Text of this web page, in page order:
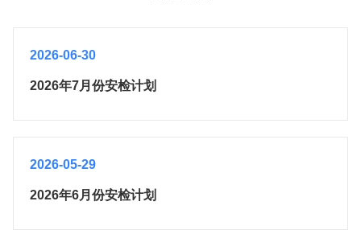
2026-06-30
2026年7月份安检计划
2026-05-29
2026年6月份安检计划